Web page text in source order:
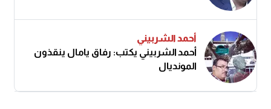
أحمد الشربيني
أحمد الشربيني يكتب: رفاق يامال ينقذون
المونديال